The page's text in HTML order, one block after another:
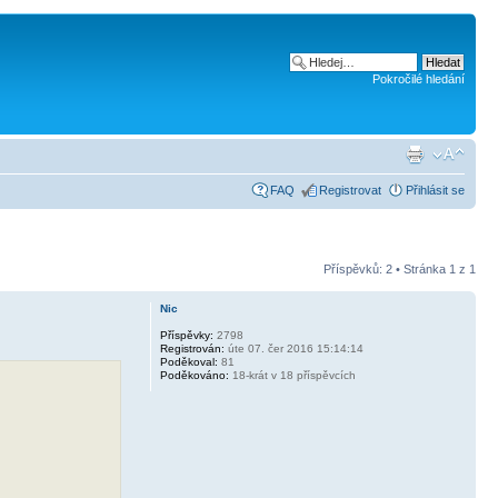
Pokročilé hledání
FAQ Registrovat Přihlásit se
Příspěvků: 2 • Stránka 1 z 1
Nic
Příspěvky: 2798
Registrován: úte 07. čer 2016 15:14:14
Poděkoval: 81
Poděkováno: 18-krát v 18 příspěvcích